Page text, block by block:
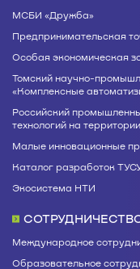
МСБИ «Дружба»
Предпринимательская
Особая экономическая
Томский научно-
«Комплексные
Российский
технологий на
Малые инновационные
Каталог разработок
Экосистема НТИ
Международное
Образовательное